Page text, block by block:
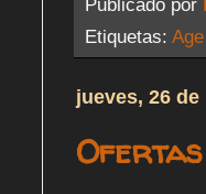
Etiquetas:
jueves, 26
Ofertas